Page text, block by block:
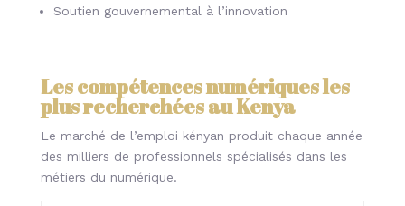
Soutien gouvernemental à l’innovation
Les compétences numériques les
plus recherchées au Kenya
Le marché de l’emploi kényan produit chaque année
des milliers de professionnels spécialisés dans les
métiers du numérique.